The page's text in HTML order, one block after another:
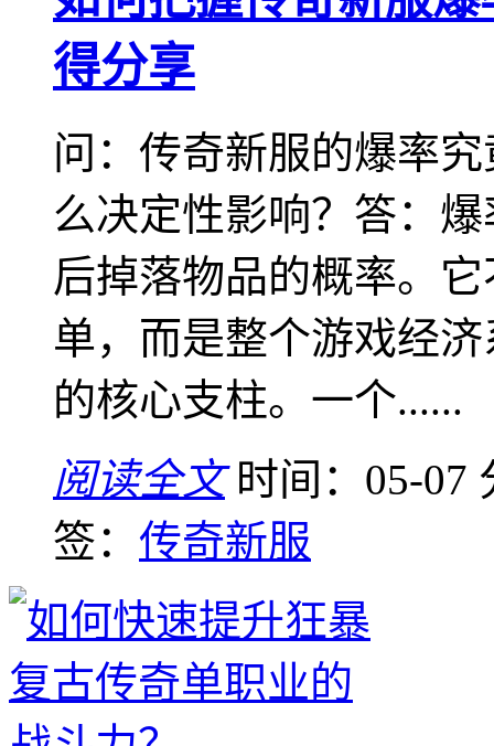
得分享
问：传奇新服的爆率
么决定性影响？答：
后掉落物品的概率。
单，而是整个游戏经
的核心支柱。一个......
阅读全文 时间：05-07
签： 传奇新服